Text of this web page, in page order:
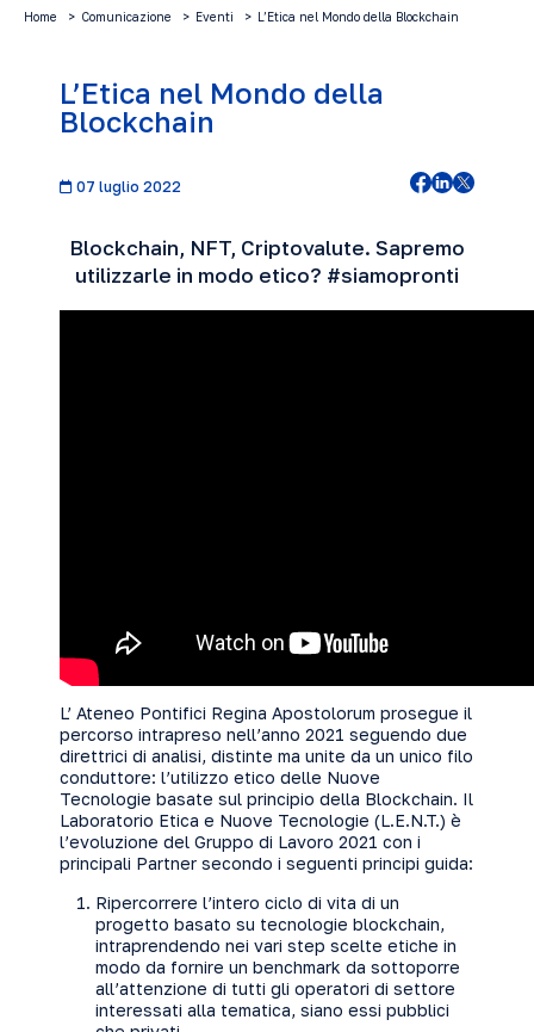
Home Comunicazione Eventi L’Etica nel Mondo della Blockchain
L’Etica nel Mondo della
Blockchain
07 luglio 2022
Blockchain, NFT, Criptovalute. Sapremo
utilizzarle in modo etico? #siamopronti
L’ Ateneo Pontifici Regina Apostolorum prosegue il
percorso intrapreso nell’anno 2021 seguendo due
direttrici di analisi, distinte ma unite da un unico filo
conduttore: l’utilizzo etico delle Nuove
Tecnologie basate sul principio della Blockchain. Il
Laboratorio Etica e Nuove Tecnologie (L.E.N.T.) è
l’evoluzione del Gruppo di Lavoro 2021 con i
principali Partner secondo i seguenti principi guida:
Ripercorrere l’intero ciclo di vita di un
progetto basato su tecnologie blockchain,
intraprendendo nei vari step scelte etiche in
modo da fornire un benchmark da sottoporre
all’attenzione di tutti gli operatori di settore
interessati alla tematica, siano essi pubblici